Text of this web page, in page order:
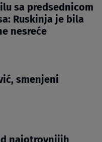
sa predsednicom
Ruskinja je bila
nesreće
smenjeni
najotrovnijih